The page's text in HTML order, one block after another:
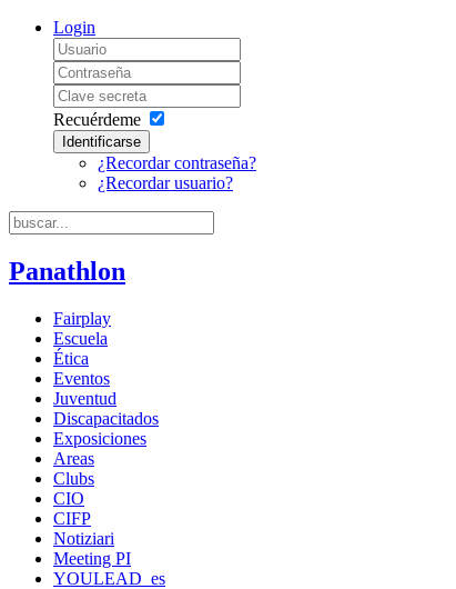
Login
Recuérdeme
Identificarse
¿Recordar contraseña?
¿Recordar usuario?
Panathlon
Fairplay
Escuela
Ética
Eventos
Juventud
Discapacitados
Exposiciones
Areas
Clubs
CIO
CIFP
Notiziari
Meeting PI
YOULEAD_es